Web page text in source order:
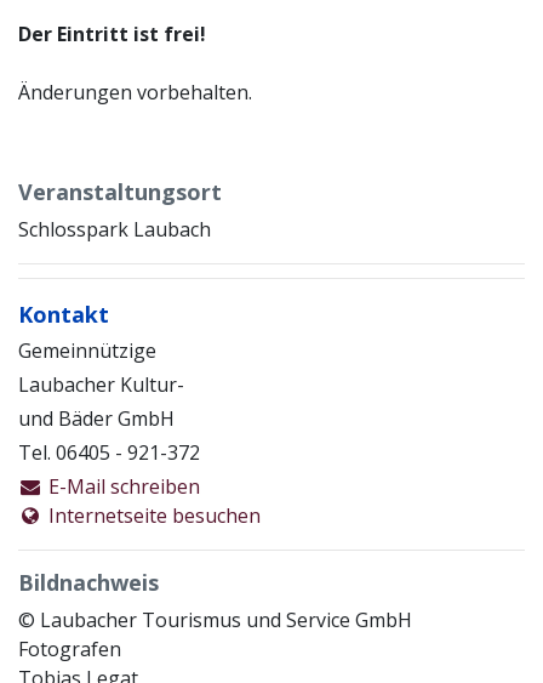
Der Eintritt ist frei!
Änderungen vorbehalten.
Veranstaltungsort
Schlosspark Laubach
Kontakt
Gemeinnützige
Laubacher Kultur-
und Bäder GmbH
Tel. 06405 - 921-372
E-Mail schreiben
Internetseite besuchen
Bildnachweis
© Laubacher Tourismus und Service GmbH
Fotografen